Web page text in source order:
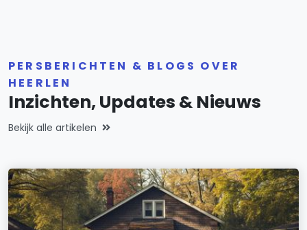
PERSBERICHTEN & BLOGS OVER
HEERLEN
Inzichten, Updates & Nieuws
Bekijk alle artikelen